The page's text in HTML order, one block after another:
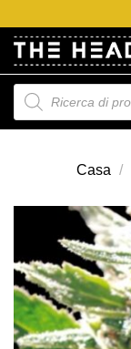
contenuti
Ricerca
prodotti
Casa /